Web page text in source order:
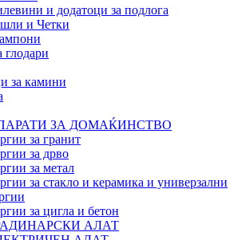
и додатоци за подлога
и Четки
глодари
за камини
ЗА ДОМАЌИНСТВО
за гранит
за дрво
за метал
за стакло и керамика и универзални
за цигла и бетон
АЛАТ